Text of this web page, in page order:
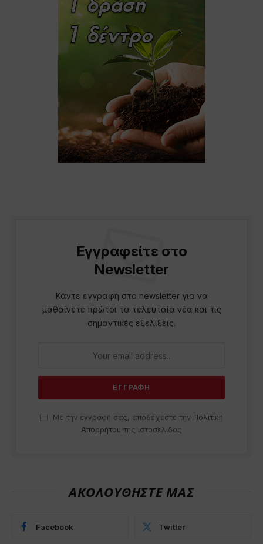
Εγγραφείτε στο
Newsletter
Κάντε εγγραφή στο newsletter για να
μαθαίνετε πρώτοι τα τελευταία νέα και τις
σημαντικές εξελίξεις.
Με την εγγραφή σας, αποδέχεστε την Πολιτική
Απορρήτου της ιστοσελίδας
ΑΚΟΛΟΥΘΗΣΤΕ ΜΑΣ
Facebook Twitter